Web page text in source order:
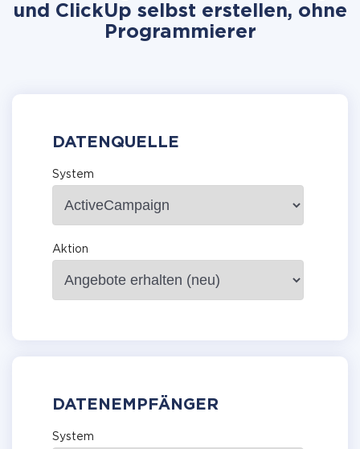
und ClickUp selbst erstellen, ohne
Programmierer
DATENQUELLE
System
Aktion
DATENEMPFÄNGER
System